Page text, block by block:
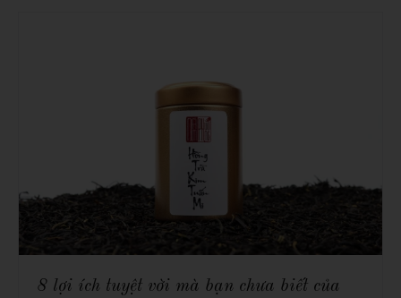
8 lợi ích tuyệt vời mà bạn chưa biết của